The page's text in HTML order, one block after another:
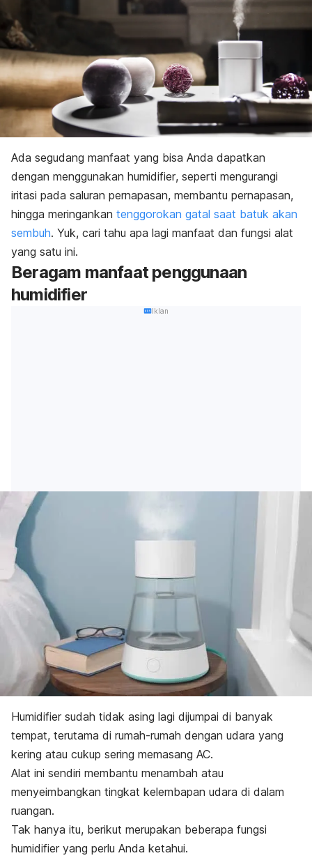
Ada segudang manfaat yang bisa Anda dapatkan
dengan menggunakan humidifier, seperti mengurangi
iritasi pada saluran pernapasan, membantu pernapasan,
hingga meringankan tenggorokan gatal saat batuk akan
sembuh. Yuk, cari tahu apa lagi manfaat dan fungsi alat
yang satu ini.
Beragam manfaat penggunaan
humidifier
Iklan
Humidifier sudah tidak asing lagi dijumpai di banyak
tempat, terutama di rumah-rumah dengan udara yang
kering atau cukup sering memasang AC.
Alat ini sendiri membantu menambah atau
menyeimbangkan tingkat kelembapan udara di dalam
ruangan.
Tak hanya itu, berikut merupakan beberapa fungsi
humidifier yang perlu Anda ketahui.